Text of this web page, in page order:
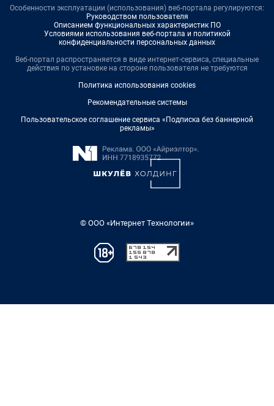
Особенности эксплуатации (использования) веб-портала регулируются:
Руководством пользователя
Описанием функциональных характеристик ПО
Условиями использования веб-портала и политикой
конфиденциальности персональных данных
Веб-портал распространяется в виде интернет-сервиса, специальные
действия по установке на стороне пользователя не требуются
Политика использования cookies
Рекомендательные системы
Пользовательское соглашение сервиса «Подписка без баннерной
рекламы»
© ООО «Интернет Технологии»